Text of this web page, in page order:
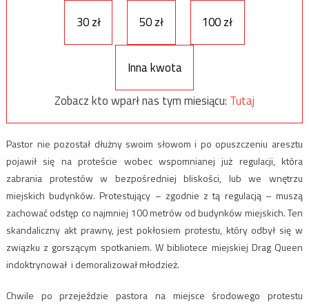
30 zł 50 zł 100 zł
Inna kwota
Zobacz kto wparł nas tym miesiącu: Tutaj
Pastor nie pozostał dłużny swoim słowom i po opuszczeniu aresztu
pojawił się na proteście wobec wspomnianej już regulacji, która
zabrania protestów w bezpośredniej bliskości, lub we wnętrzu
miejskich budynków. Protestujący – zgodnie z tą regulacją – muszą
zachować odstęp co najmniej 100 metrów od budynków miejskich. Ten
skandaliczny akt prawny, jest pokłosiem protestu, który odbył się w
związku z gorszącym spotkaniem. W bibliotece miejskiej Drag Queen
indoktrynował i demoralizował młodzież.
Chwile po przejeździe pastora na miejsce środowego protestu